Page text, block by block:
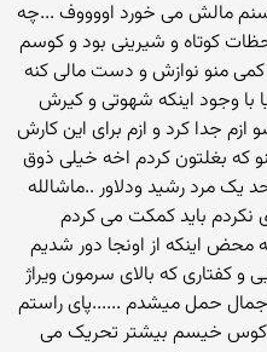
مالش می خورد اووووف ...چه
کوتاه و شیرینی بود و کوسم
منو نوازش و دست مالی کنه
با وجود اینکه شهوتی و کیرش
جدا کرد و ازم برای این کارش
که بغلتون کردم اخه خیلی ذوق
یک مرد رشید ودلاور ..ماشالله
نکردم باید کمکت می کردم
محض اینکه از اونجا دور شدیم
کفتاری که بالای سرمون ویراژ
حمل میشدم ......پای راستم
کوس خیسم بیشتر تحریک می